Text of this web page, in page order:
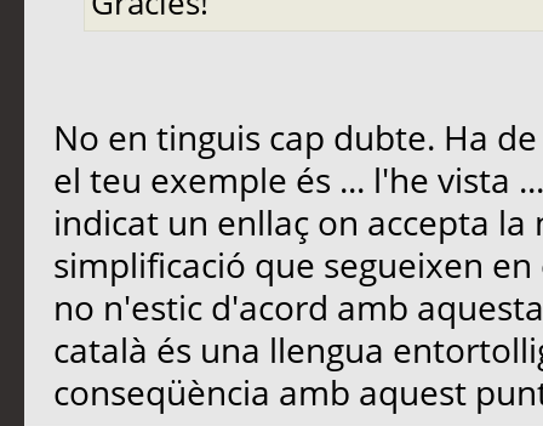
No en tinguis cap dubte. Ha
el teu exemple és ... l'he vista
indicat un enllaç on accepta la
simplificació que segueixen en
no n'estic d'acord amb
català és una llengua
conseqüència amb aquest